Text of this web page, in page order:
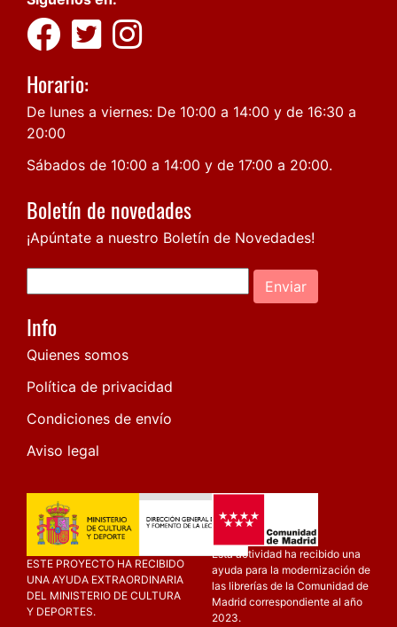
Horario:
De lunes a viernes: De 10:00 a 14:00 y de 16:30 a
20:00
Sábados de 10:00 a 14:00 y de 17:00 a 20:00.
Boletín de novedades
¡Apúntate a nuestro Boletín de Novedades!
Enviar
Info
Quienes somos
Política de privacidad
Condiciones de envío
Aviso legal
ESTE PROYECTO HA RECIBIDO
UNA AYUDA EXTRAORDINARIA
DEL MINISTERIO DE CULTURA
Y DEPORTES.
Esta actividad ha recibido una
ayuda para la modernización de
las librerías de la Comunidad de
Madrid correspondiente al año
2023.